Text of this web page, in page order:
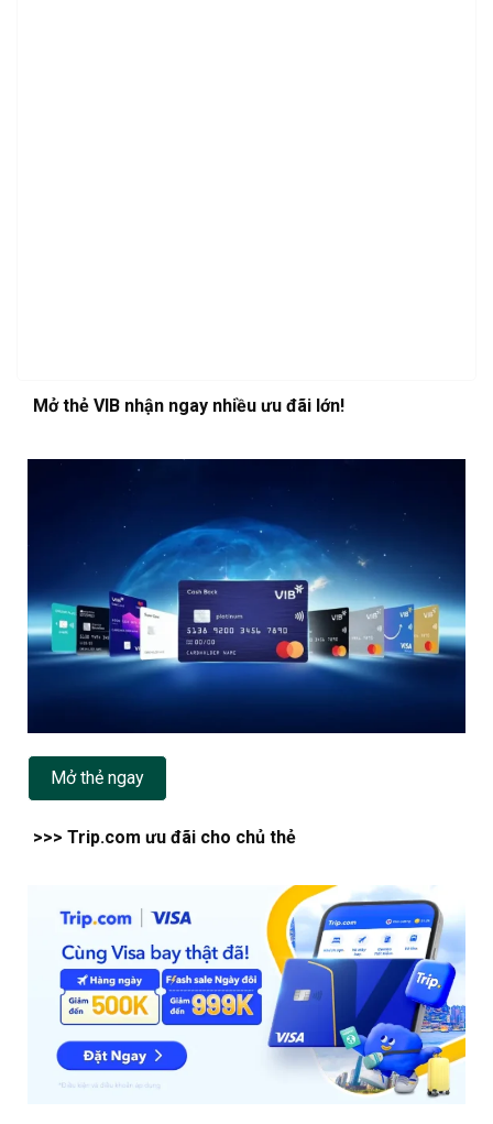
Mở thẻ VIB nhận ngay nhiều ưu đãi lớn!
Mở thẻ ngay
>>> Trip.com ưu đãi cho chủ thẻ